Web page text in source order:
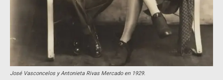
José Vasconcelos y Antonieta Rivas Mercado en 1929.